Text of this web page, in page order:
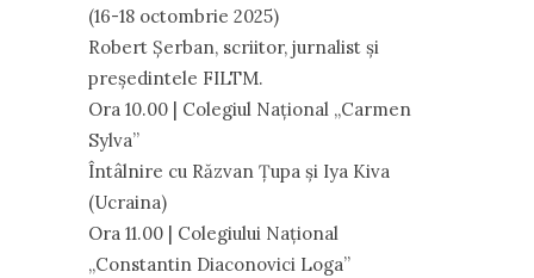
(16-18 octombrie 2025)
Robert Șerban, scriitor, jurnalist și
președintele FILTM.
Ora 10.00 | Colegiul Național „Carmen
Sylva”
Întâlnire cu Răzvan Țupa și Iya Kiva
(Ucraina)
Ora 11.00 | Colegiului Național
„Constantin Diaconovici Loga”